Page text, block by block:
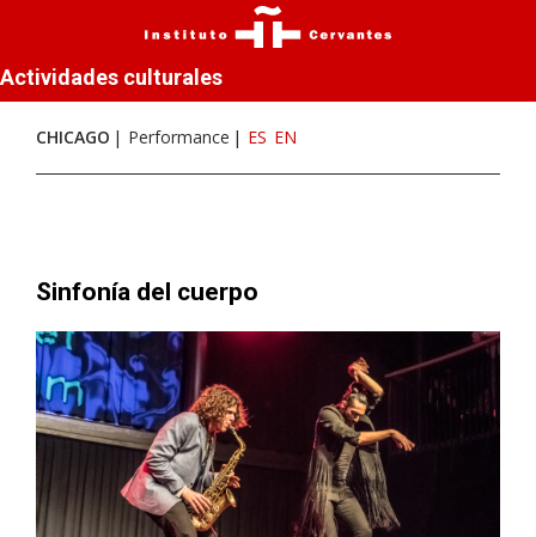
Actividades culturales
CHICAGO Performance ES EN
Sinfonía del cuerpo